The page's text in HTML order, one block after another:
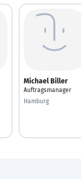
Michael Biller
Auftragsmanager
Hamburg